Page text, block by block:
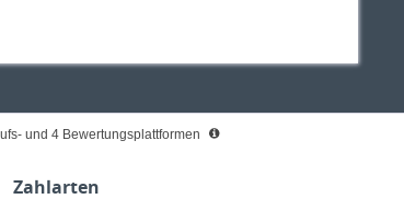
und 4 Bewertungsplattformen
Zahlarten